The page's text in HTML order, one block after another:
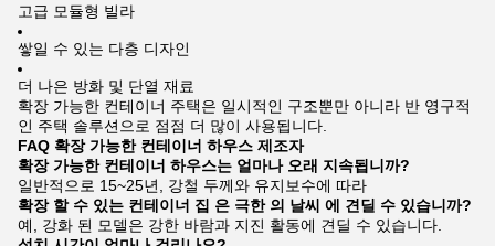
고급 모듈형 빌라
쌓일 수 있는 다층 디자인
더 나은 방화 및 단열 재료
확장 가능한 컨테이너 주택은 일시적인 구조뿐만 아니라 반 영구적
인 주택 솔루션으로 점점 더 많이 사용됩니다.
FAQ 확장 가능한 컨테이너 하우스 제조자
확장 가능한 컨테이너 하우스는 얼마나 오래 지속됩니까?
일반적으로 15~25년, 강철 두께와 유지보수에 따라
확장 할 수 있는 컨테이너 집 은 극한 의 날씨 에 견딜 수 있습니까?
예, 강화 된 모델은 강한 바람과 지진 활동에 견딜 수 있습니다.